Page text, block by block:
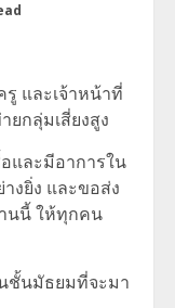
และเจ้าหน้าที่
กลุ่มเสี่ยงสูง
และมีอาการใน
งยิ่ง และขอส่ง
นนี้ ให้ทุกคน
ชั้นมัธยมที่จะมา